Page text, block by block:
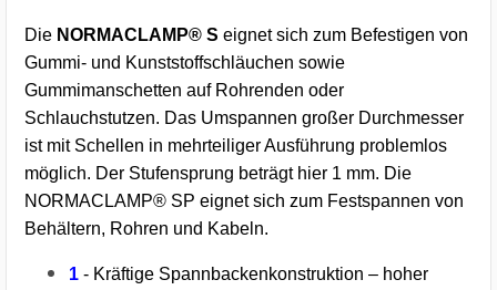
Die NORMACLAMP® S eignet sich zum Befestigen von
Gummi- und Kunststoffschläuchen sowie
Gummimanschetten auf Rohrenden oder
Schlauchstutzen. Das Umspannen großer Durchmesser
ist mit Schellen in mehrteiliger Ausführung problemlos
möglich. Der Stufensprung beträgt hier 1 mm. Die
NORMACLAMP® SP eignet sich zum Festspannen von
Behältern, Rohren und Kabeln.
1 - Kräftige Spannbackenkonstruktion – hoher